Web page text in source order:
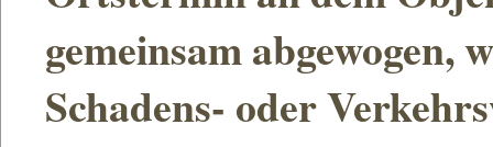
gemeinsam abgewogen,
Schadens- oder